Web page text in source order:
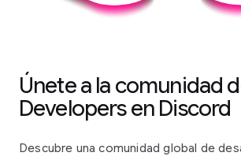
Únete a la comunidad
Developers en Discord
Descubre una comunidad global de